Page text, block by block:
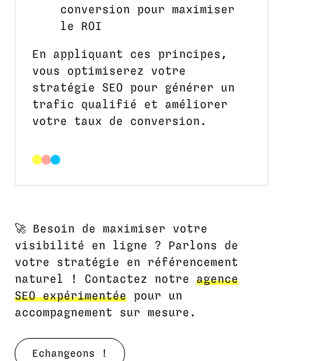
conversion pour maximiser
le ROI
En appliquant ces principes,
vous optimiserez votre
stratégie SEO pour générer un
trafic qualifié et améliorer
votre taux de conversion.
🚀 Besoin de maximiser votre
visibilité en ligne ? Parlons de
votre stratégie en référencement
naturel ! Contactez notre agence
SEO expérimentée pour un
accompagnement sur mesure.
Echangeons !